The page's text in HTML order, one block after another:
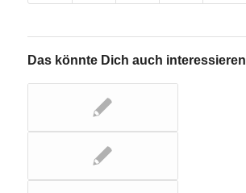
Das könnte Dich auch interessieren